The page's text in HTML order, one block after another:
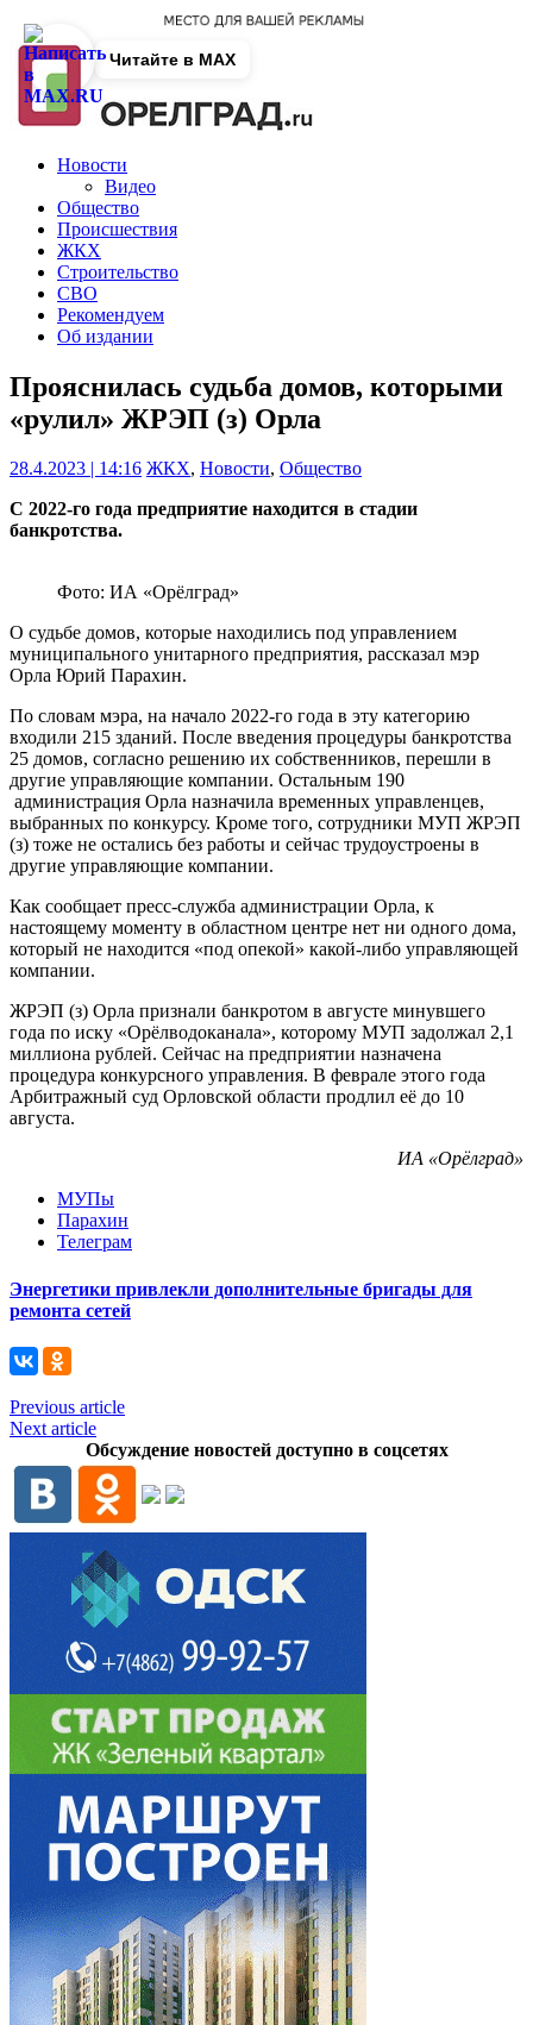
Новости
Видео
Общество
Происшествия
ЖКХ
Строительство
СВО
Рекомендуем
Об издании
Прояснилась судьба домов, которыми
«рулил» ЖРЭП (з) Орла
28.4.2023 | 14:16 ЖКХ, Новости, Общество
С 2022-го года предприятие находится в стадии
банкротства.
Фото: ИА «Орёлград»
О судьбе домов, которые находились под управлением
муниципального унитарного предприятия, рассказал мэр
Орла Юрий Парахин.
По словам мэра, на начало 2022-го года в эту категорию
входили 215 зданий. После введения процедуры банкротства
25 домов, согласно решению их собственников, перешли в
другие управляющие компании. Остальным 190
администрация Орла назначила временных управленцев,
выбранных по конкурсу. Кроме того, сотрудники МУП ЖРЭП
(з) тоже не остались без работы и сейчас трудоустроены в
другие управляющие компании.
Как сообщает пресс-служба администрации Орла, к
настоящему моменту в областном центре нет ни одного дома,
который не находится «под опекой» какой-либо управляющей
компании.
ЖРЭП (з) Орла признали банкротом в августе минувшего
года по иску «Орёлводоканала», которому МУП задолжал 2,1
миллиона рублей. Сейчас на предприятии назначена
процедура конкурсного управления. В феврале этого года
Арбитражный суд Орловской области продлил её до 10
августа.
ИА «Орёлград»
МУПы
Парахин
Телеграм
Энергетики привлекли дополнительные бригады для
ремонта сетей
Previous article
Next article
Обсуждение новостей доступно в соцсетях
Читайте в MAX